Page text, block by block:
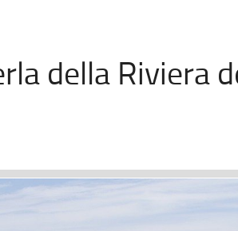
della Riviera